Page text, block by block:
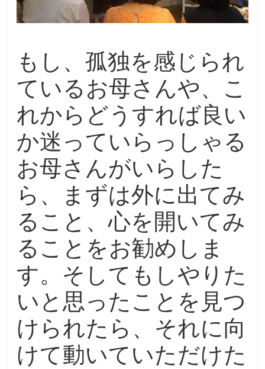
もし、孤独を感じられ
ているお母さんや、こ
れからどうすれば良い
か迷っていらっしゃる
お母さんがいらした
ら、まずは外に出てみ
ること、心を開いてみ
ることをお勧めしま
す。そしてもしやりた
いと思ったことを見つ
けられたら、それに向
けて動いていただけた